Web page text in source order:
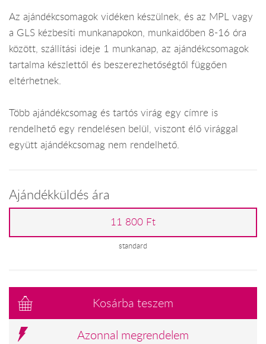
Az ajándékcsomagok vidéken készülnek, és az MPL vagy
a GLS kézbesíti munkanapokon, munkaidőben 8-16 óra
között, szállítási ideje 1 munkanap, az ajándékcsomagok
tartalma készlettől és beszerezhetőségtől függően
eltérhetnek.
Több ajándékcsomag és tartós virág egy címre is
rendelhető egy rendelésen belül, viszont élő virággal
együtt ajándékcsomag nem rendelhető.
Ajándékküldés ára
11 800 Ft
standard
Kosárba teszem
Azonnal megrendelem